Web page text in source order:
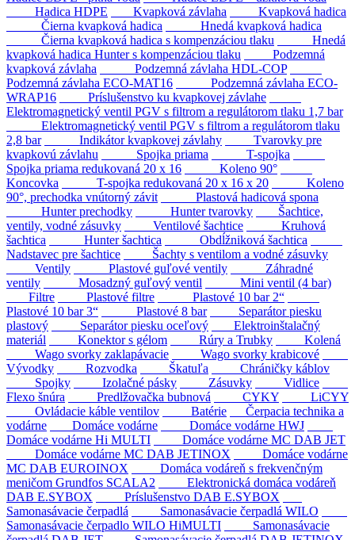
Hadica HDPE
Kvapková závlaha
Kvapková hadica
Čierna kvapková hadica
Hnedá kvapková hadica
Čierna kvapková hadica s kompenzáciou tlaku
Hnedá
kvapková hadica Hunter s kompenzáciou tlaku
Podzemná
kvapková závlaha
Podzemná závlaha HDL-COP
Podzemná závlaha ECO-MAT16
Podzemná závlaha ECO-
WRAP16
Príslušenstvo ku kvapkovej závlahe
Elektromagnetický ventil PGV s filtrom a regulátorom tlaku 1,7 bar
Elektromagnetický ventil PGV s filtrom a regulátorom tlaku
2,8 bar
Indikátor kvapkovej závlahy
Tvarovky pre
kvapkovú závlahu
Spojka priama
T-spojka
Spojka priama redukovaná 20 x 16
Koleno 90°
Koncovka
T-spojka redukovaná 20 x 16 x 20
Koleno
90°, prechodka vnútorný závit
Plastová hadicová spona
Hunter prechodky
Hunter tvarovky
Šachtice,
ventily, vodné zásuvky
Ventilové šachtice
Kruhová
šachtica
Hunter šachtica
Obdĺžniková šachtica
Nadstavec pre šachtice
Šachty s ventilom a vodné zásuvky
Ventily
Plastové guľové ventily
Záhradné
ventily
Mosadzný guľový ventil
Mini ventil (4 bar)
Filtre
Plastové filtre
Plastové 10 bar 2“
Plastové 10 bar 3“
Plastové 8 bar
Separátor piesku
plastový
Separátor piesku oceľový
Elektroinštalačný
materiál
Konektor s gélom Rúry a Trubky
Kolená
Wago svorky zaklapávacie
Wago svorky krabicové
Vývodky
Rozvodka Škatuľa
Chráničky káblov
Spojky
Izolačné pásky Zásuvky
Vidlice
Flexo šnúra
Predlžovačka bubnová CYKY
LiCYY
Ovládacie káble ventilov
Batérie
Čerpacia technika a
vodárne
Domáce vodárne
Domáce vodárne HWJ
Domáce vodárne Hi MULTI
Domáce vodárne MC DAB JET
Domáce vodárne MC DAB JETINOX
Domáce vodárne
MC DAB EUROINOX
Domáca vodáreň s frekvenčným
meničom Grundfos SCALA2
Elektronická domáca vodáreň
DAB E.SYBOX
Príslušenstvo DAB E.SYBOX
Samonasávacie čerpadlá
Samonasávacie čerpadlá WILO
Samonasávacie čerpadlo WILO HiMULTI
Samonasávacie